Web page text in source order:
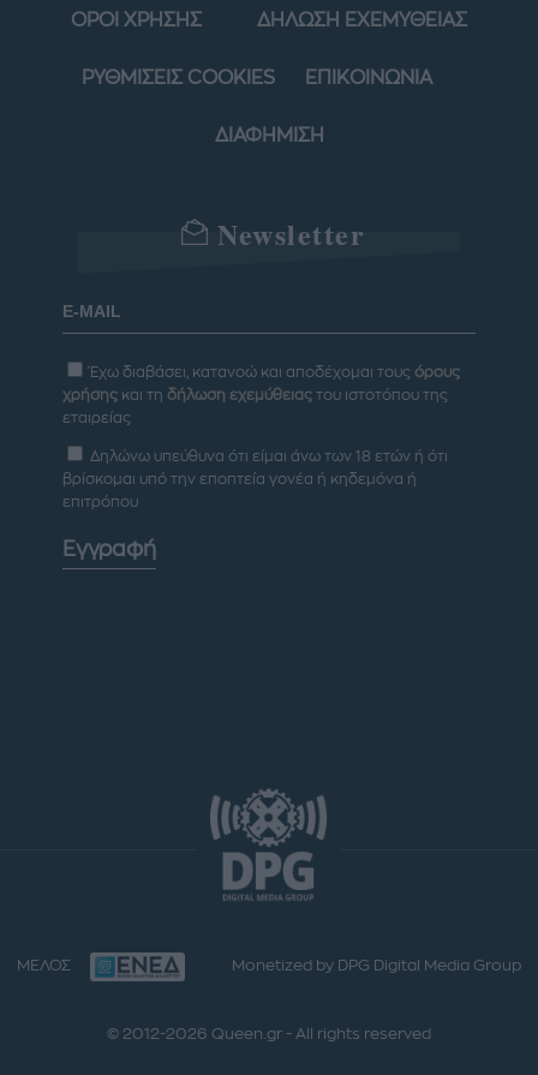
ΟΡΟΙ ΧΡΗΣΗΣ ΔΗΛΩΣΗ ΕΧΕΜΥΘΕΙΑΣ
ΡΥΘΜΙΣΕΙΣ COOKIES ΕΠΙΚΟΙΝΩΝΙΑ
ΔΙΑΦΗΜΙΣΗ
Newsletter
Έχω διαβάσει, κατανοώ και αποδέχομαι τους όρους
χρήσης και τη δήλωση εχεμύθειας του ιστοτόπου της
εταιρείας
Δηλώνω υπεύθυνα ότι είμαι άνω των 18 ετών ή ότι
βρίσκομαι υπό την εποπτεία γονέα ή κηδεμόνα ή
επιτρόπου
Εγγραφή
ΜΕΛΟΣ Monetized by DPG Digital Media Group
© 2012-2026 Queen.gr - All rights reserved